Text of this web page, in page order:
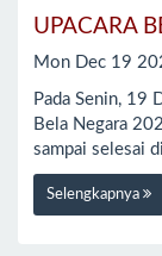
UPACARA
Mon Dec 19
Pada Senin, 19
Bela Negara
sampai selesai
Selengkapnya